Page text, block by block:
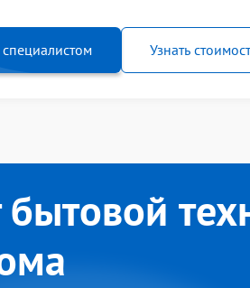
специалистом Узнать